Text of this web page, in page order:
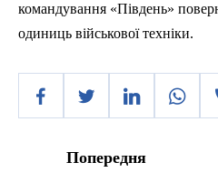
командування «Південь»
одиниць військової техніки.
Попередня